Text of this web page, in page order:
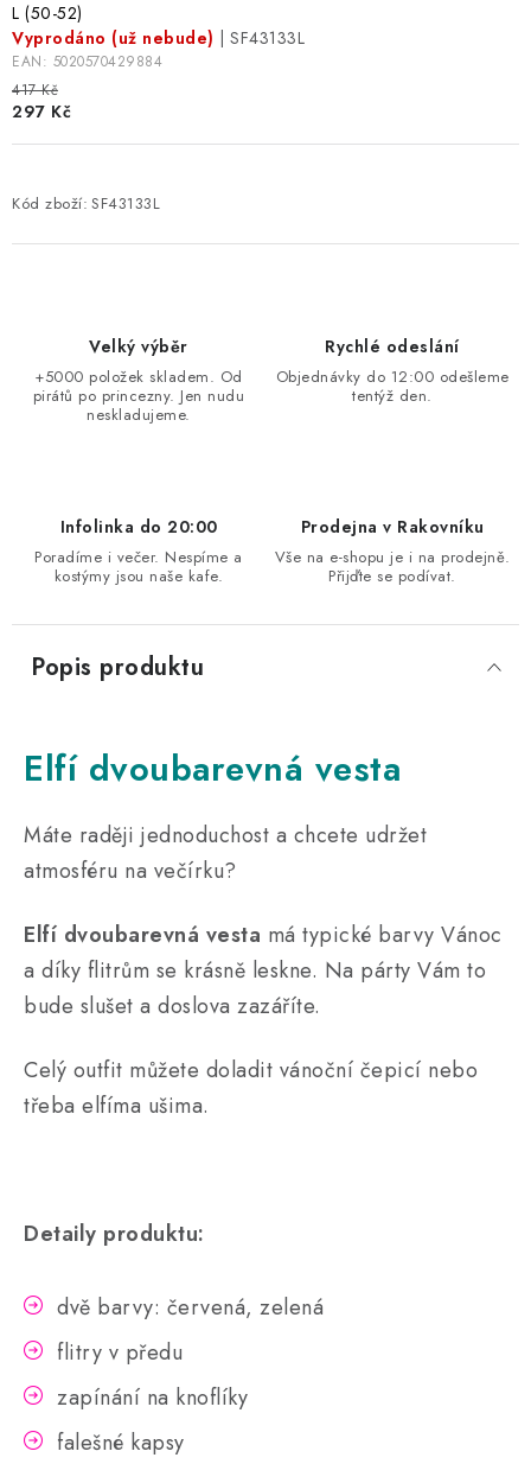
L (50-52)
Vyprodáno (už nebude)
| SF43133L
EAN: 5020570429884
417 Kč
297 Kč
Kód zboží: SF43133L
Velký výběr
+5000 položek skladem. Od
pirátů po princezny. Jen nudu
neskladujeme.
Rychlé odeslání
Objednávky do 12:00 odešleme
tentýž den.
Infolinka do 20:00
Poradíme i večer. Nespíme a
kostýmy jsou naše kafe.
Prodejna v Rakovníku
Vše na e-shopu je i na prodejně.
Přijďte se podívat.
Popis produktu
Elfí dvoubarevná vesta
Máte raději jednoduchost a chcete udržet
atmosféru na večírku?
Elfí dvoubarevná vesta má typické barvy Vánoc
a díky flitrům se krásně leskne. Na párty Vám to
bude slušet a doslova zazáříte.
Celý outfit můžete doladit vánoční čepicí nebo
třeba elfíma ušima.
Detaily produktu:
dvě barvy: červená, zelená
flitry v předu
zapínání na knoflíky
falešné kapsy